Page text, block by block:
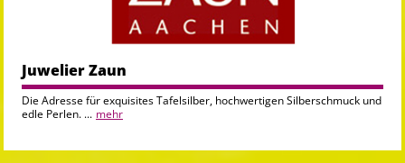
Juwelier Zaun
Die Adresse für exquisites Tafelsilber, hochwertigen Silberschmuck und
edle Perlen. ... mehr